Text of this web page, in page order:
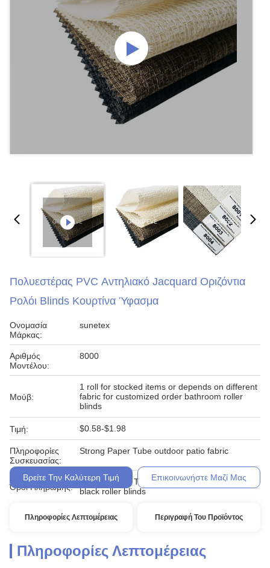
Πολυεστέρας PVC Αντηλιακό Jacquard Οριζόντια
Ρολόι Blinds Κουρτίνα Ύφασμα
Ονομασία
Μάρκας:
sunetex
Αριθμός
Μοντέλου:
8000
Μούβ:
1 roll for stocked items or depends on different
fabric for customized order bathroom roller
blinds
Τιμή: $0.58-$1.98
Πληροφορίες
Συσκευασίας:
Strong Paper Tube outdoor patio fabric
Όροι Πληρωμής:
L/C, D/A, D/P, T/T, Western Union, MoneyGram
black roller blinds
Βρείτε Την Καλύτερη Τιμή Επικοινωνήστε Μαζί Μας
Πληροφορίες Λεπτομέρειας Περιγραφή Του Προϊόντος
Πληροφορίες Λεπτομέρειας